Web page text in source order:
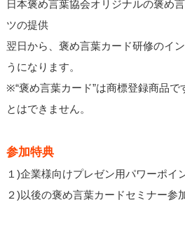
日本褒め言葉協会オリジナルの褒め
ツの提供
翌日から、褒め言葉カード研修のイ
うになります。
※“褒め言葉カード”は商標登録商品で
とはできません。
参加特典
１)企業様向けプレゼン用パワーポイ
２)以後の褒め言葉カードセミナー参